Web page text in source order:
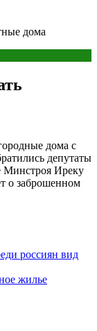
дома
дома с
депутаты
Минстроя Иреку
о заброшенном
россиян вид
жилье